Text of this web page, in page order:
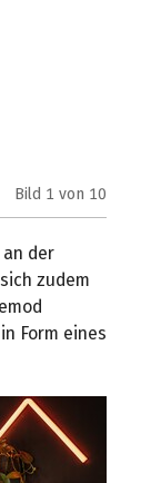
Bild 1 von 10
der
zudem
Form eines